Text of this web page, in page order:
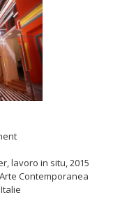
lavoro in situ, 2015
Contemporanea